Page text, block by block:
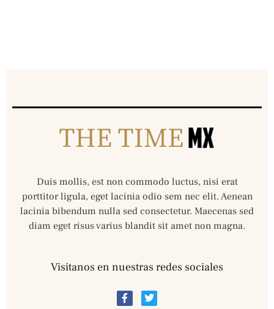
Duis mollis, est non commodo luctus, nisi erat
porttitor ligula, eget lacinia odio sem nec elit. Aenean
lacinia bibendum nulla sed consectetur. Maecenas sed
diam eget risus varius blandit sit amet non magna.
Visitanos en nuestras redes sociales